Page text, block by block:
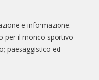
e informazione.
per il mondo sportivo
paesaggistico ed